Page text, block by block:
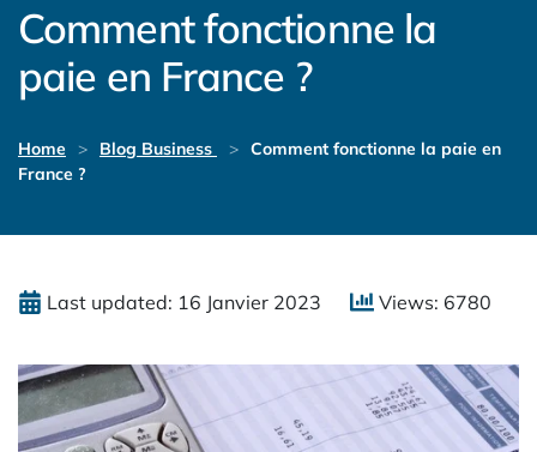
Comment fonctionne la
paie en France ?
Home Blog Business
Comment fonctionne la paie en
France ?
Last updated: 16 Janvier 2023 Views: 6780